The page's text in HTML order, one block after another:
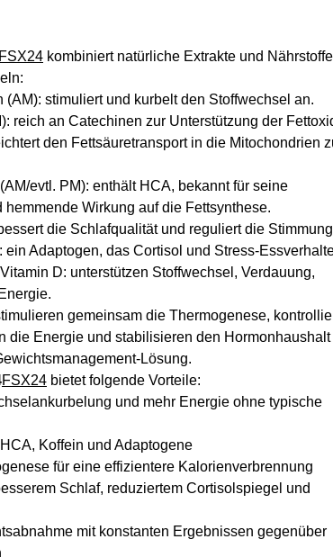
FSX24 kombiniert natürliche Extrakte und
(AM): stimuliert und kurbelt den Stoffwechsel an.
reich an Catechinen zur Unterstützung der
den Fettsäuretransport in die Mitochondrien
evtl. PM): enthält HCA, bekannt für seine
Wirkung auf die Fettsynthese.
die Schlafqualität und reguliert die
ein Adaptogen, das Cortisol und Stress-
D: unterstützen Stoffwechsel, Verdauung,
gemeinsam die Thermogenese,
die Energie und stabilisieren den Hormonhaushalt
Lösung.
FSX24 bietet folgende Vorteile:
und mehr Energie ohne typische
Koffein und Adaptogene
für eine effizientere Kalorienverbrennung
Schlaf, reduziertem Cortisolspiegel und
mit konstanten Ergebnissen gegenüber